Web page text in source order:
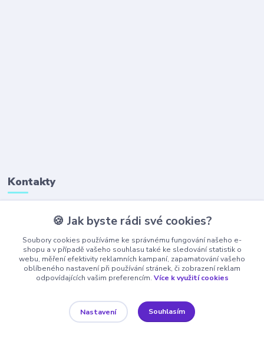
Kontakty
+420 777 323 641
(Po-Pá, 8-16 hod.)
obchod@ajaxshop.cz
🍪 Jak byste rádi své cookies?
Soubory cookies používáme ke správnému fungování našeho e-
shopu a v případě vašeho souhlasu také ke sledování statistik o
webu, měření efektivity reklamních kampaní, zapamatování vašeho
oblíbeného nastavení při používání stránek, či zobrazení reklam
odpovídajících vašim preferencím. Více k využití cookies
Nastavení Souhlasím